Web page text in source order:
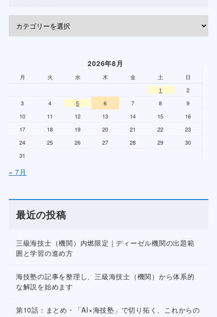
2026年8月
月 火 水 木 金 土
日
1
2
3
4 5 6 7 8
9
10
11 12 13 14 15
16
17
18 19 20 21 22
23
24
25 26 27 28 29
30
31
« 7月
最近の投稿
三級海技士（機関）内燃限定｜ディーゼル機関の出題範
囲と学習の進め方
海技塾の記事を整理し、三級海技士（機関）から体系的
な解説を始めます
第10話：まとめ・「AI×海技塾」で切り拓く、これからの